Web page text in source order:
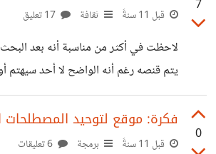
7
قبل 11 سنةً ثقافة
لاحظت في أكثر من مناسبة أنه بعد
يتم قنصه رغم أنه الواضح لا أحد سيهتم
هل يحدث الأمر معكم أيضا؟ أي فكرة عن
صدفة؟
0
فكرة: موقع لتوحيد المصطلحات
قبل 11 سنةً برمجة